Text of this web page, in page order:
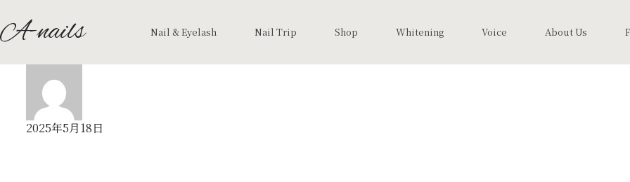
A-nails Nail & Eyelash Nail Trip Shop Whitening Voice About Us
2025年5月18日